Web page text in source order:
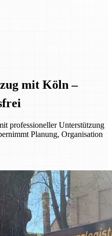
mit Köln –
professioneller Unterstützung
Planung, Organisation